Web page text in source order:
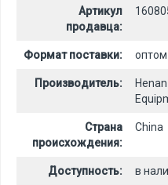
Артикул
продавца:
Формат поставки:
Производитель:
Страна
происхождения:
China
Доступность: в